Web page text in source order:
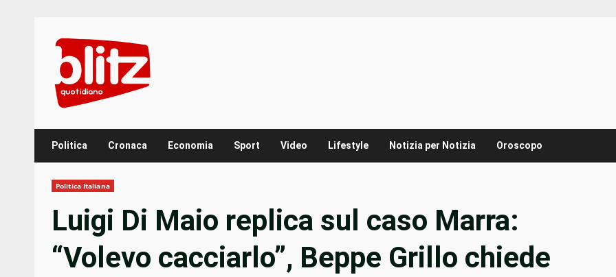
content
Politica Cronaca Economia Sport Video Lifestyle Notizia per Notizia Oroscopo
Politica Italiana
Luigi Di Maio replica sul caso Marra:
“Volevo cacciarlo”, Beppe Grillo chiede